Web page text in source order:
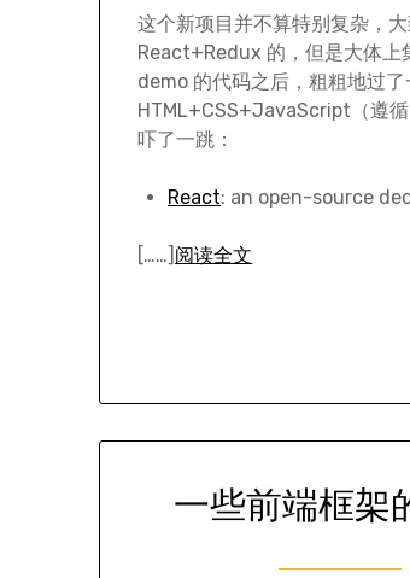
这个新项目并不算特别复杂，
React+Redux 的，但是大体上
demo 的代码之后，粗粗地过
HTML+CSS+JavaScript（遵循
吓了一跳：
React: an open-source
[……] 阅读全文
一些前端框